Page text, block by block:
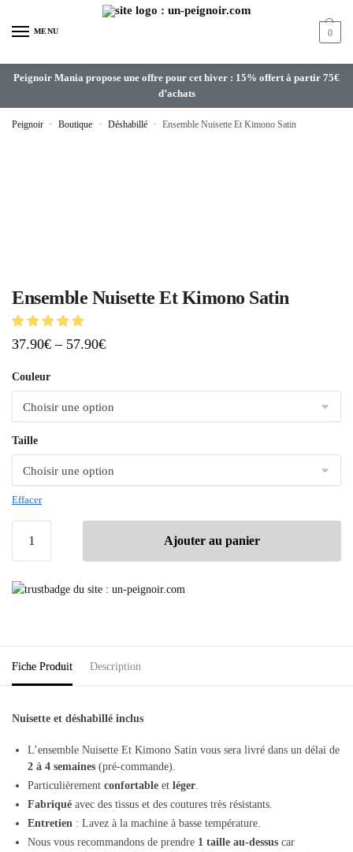
MENU 0
Peignoir Mania propose une offre pour cet hiver : 15% offert à partir 75€
d’achats
Peignoir » Boutique » Déshabillé » Ensemble Nuisette Et Kimono Satin
Ensemble Nuisette Et Kimono Satin
37.90€ – 57.90€
Couleur
Taille
Effacer
Ajouter au panier
Fiche Produit Description
Nuisette et déshabillé inclus
L’ensemble Nuisette Et Kimono Satin vous sera livré dans un délai de
2 à 4 semaines (pré-commande).
Particulièrement confortable et léger.
Fabriqué avec des tissus et des coutures très résistants.
Entretien : Lavez à la machine à basse température.
Nous vous recommandons de prendre 1 taille au-dessus car